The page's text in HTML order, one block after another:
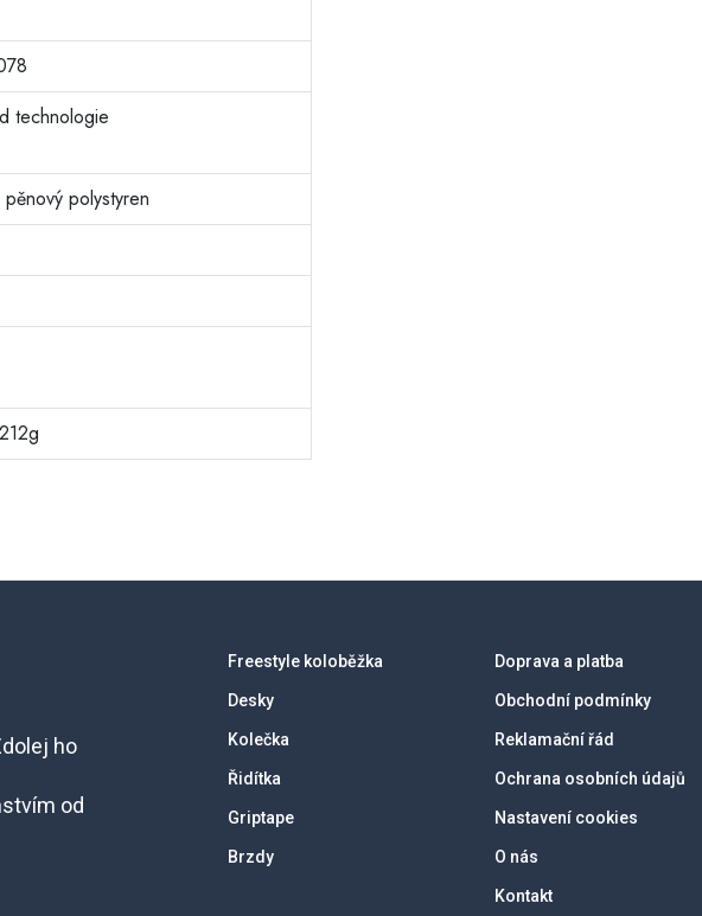
technologie
pěnový polystyren
ho
od
Freestyle koloběžka
Desky
Kolečka
Řidítka
Griptape
Brzdy
Doprava a platba
Obchodní podmínky
Reklamační řád
Ochrana osobních údajů
Nastavení cookies
O nás
Kontakt